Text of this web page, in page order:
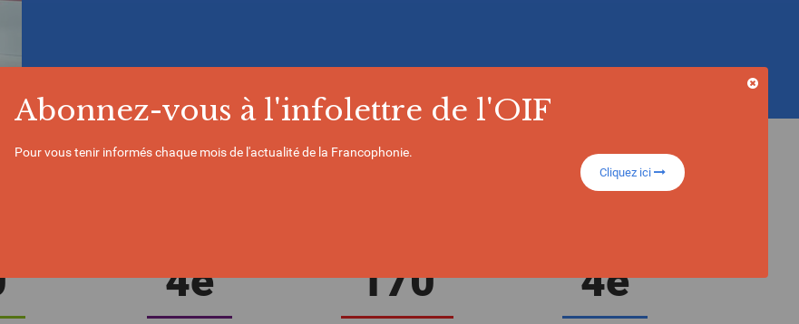
4e 170 4e
Abonnez-vous à l'infolettre de l'OIF
Pour vous tenir informés chaque mois de l'actualité de la Francophonie.
Cliquez ici